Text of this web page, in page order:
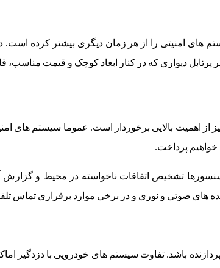
های امنیتی را از هر زمان دیگری بیشتر کرده است.
دیواری که در کنار ابعاد کوچک و قیمت مناسب،
اهمیت بالایی برخوردار است. عموما سیستم های
پرداخت.
تشخیص اتفاقات ناخواسته در محیط و
های صوتی و نوری و در برخی موارد برقراری تماس
باشد. تفاوت سیستم های خودرویی با